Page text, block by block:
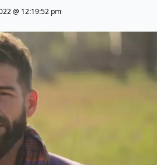
@ 12:19:52 pm